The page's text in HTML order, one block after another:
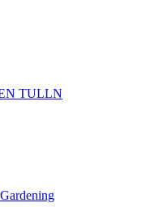
TULLN